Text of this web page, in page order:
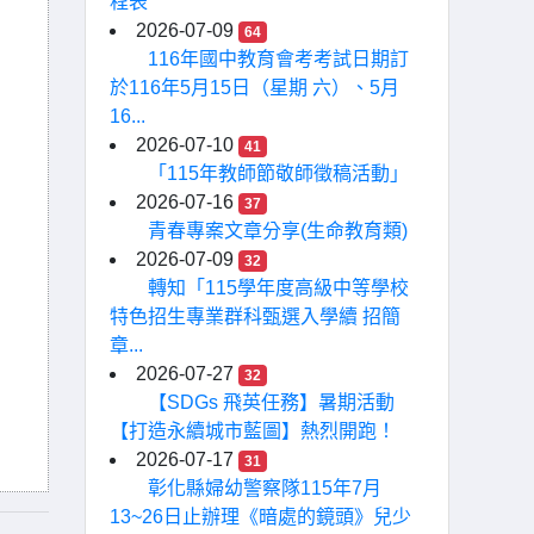
2026-07-09
64
116年國中教育會考考試日期訂
於116年5月15日（星期 六）、5月
16...
2026-07-10
41
「115年教師節敬師徵稿活動」
2026-07-16
37
青春專案文章分享(生命教育類)
2026-07-09
32
轉知「115學年度高級中等學校
特色招生專業群科甄選入學續 招簡
章...
2026-07-27
32
【SDGs 飛英任務】暑期活動
【打造永續城市藍圖】熱烈開跑！
2026-07-17
31
彰化縣婦幼警察隊115年7月
13~26日止辦理《暗處的鏡頭》兒少